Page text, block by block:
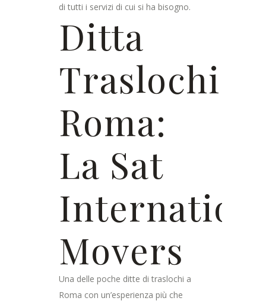
di tutti i servizi di cui si ha bisogno.
Ditta
Traslochi
Roma:
La Sat
Movers
Una delle poche ditte di traslochi a
Roma con un’esperienza più che